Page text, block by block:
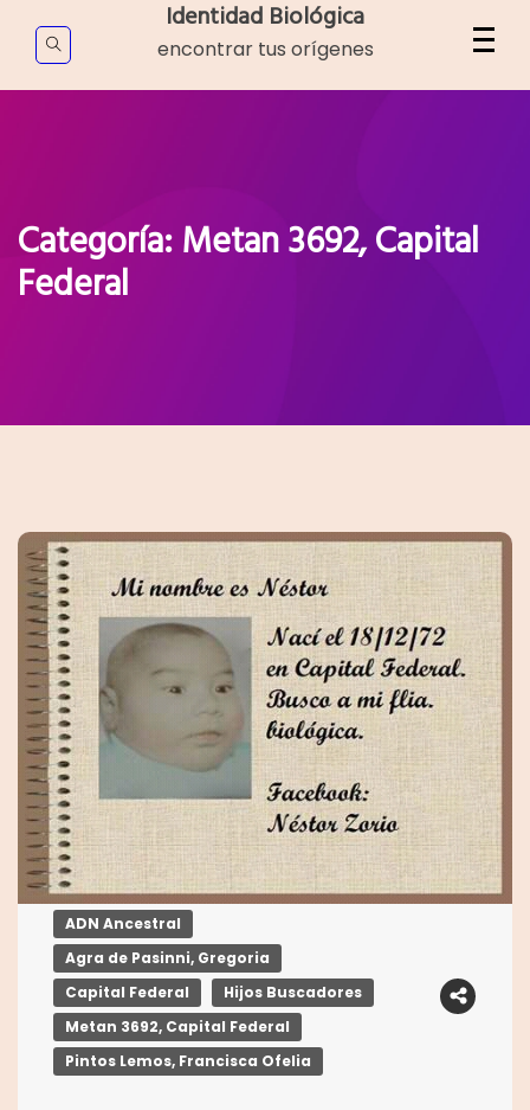
content
Identidad Biológica
encontrar tus orígenes
Categoría:Metan 3692, Capital
Federal
ADN Ancestral
Agra de Pasinni, Gregoria
Capital Federal
Hijos Buscadores
Metan 3692, Capital Federal
Pintos Lemos, Francisca Ofelia